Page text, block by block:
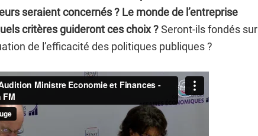
seraient concernés ? Le monde de l’entreprise
critères guideront ces choix ?Seront-ils fondés sur
de l’efficacité des politiques publiques ?